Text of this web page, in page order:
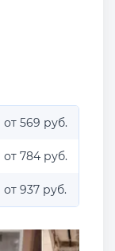
от 569 руб.
от 784 руб.
от 937 руб.